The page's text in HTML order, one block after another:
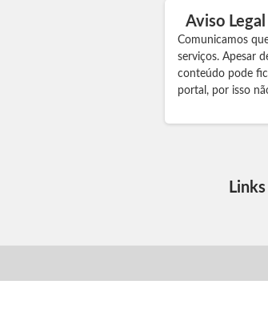
Aviso Legal
Comunicamos
serviços. Apesar
conteúdo pode
portal, por isso